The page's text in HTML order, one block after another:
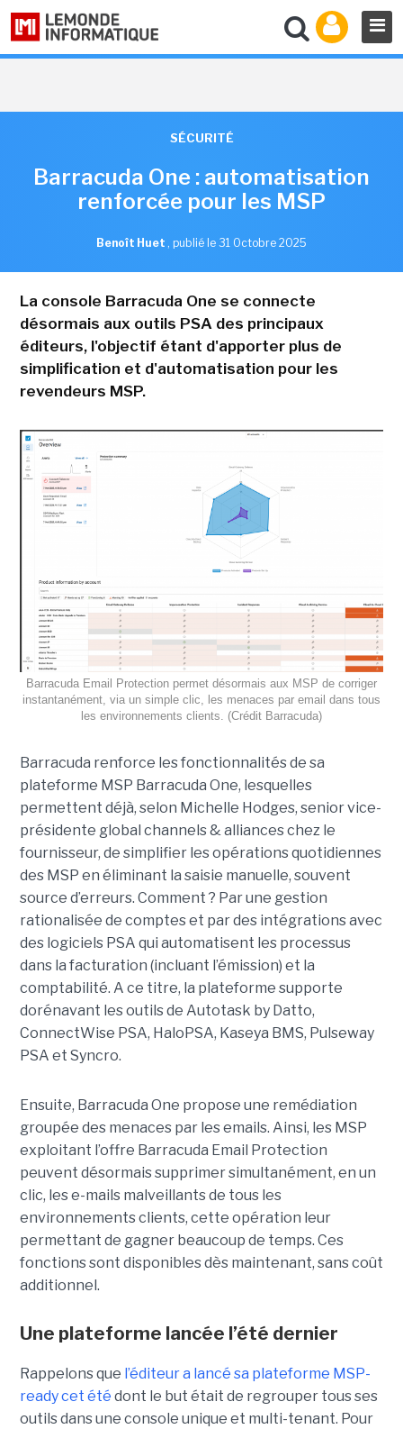
SÉCURITÉ
Barracuda One : automatisation
renforcée pour les MSP
Benoît Huet , publié le 31 Octobre 2025
La console Barracuda One se connecte
désormais aux outils PSA des principaux
éditeurs, l'objectif étant d'apporter plus de
simplification et d'automatisation pour les
revendeurs MSP.
Barracuda Email Protection permet désormais aux MSP de corriger
instantanément, via un simple clic, les menaces par email dans tous
les environnements clients. (Crédit Barracuda)
Barracuda renforce les fonctionnalités de sa
plateforme MSP Barracuda One, lesquelles
permettent déjà, selon Michelle Hodges, senior vice-
présidente global channels & alliances chez le
fournisseur, de simplifier les opérations quotidiennes
des MSP en éliminant la saisie manuelle, souvent
source d’erreurs. Comment ? Par une gestion
rationalisée de comptes et par des intégrations avec
des logiciels PSA qui automatisent les processus
dans la facturation (incluant l’émission) et la
comptabilité. A ce titre, la plateforme supporte
dorénavant les outils de Autotask by Datto,
ConnectWise PSA, HaloPSA, Kaseya BMS, Pulseway
PSA et Syncro.
Ensuite, Barracuda One propose une remédiation
groupée des menaces par les emails. Ainsi, les MSP
exploitant l’offre Barracuda Email Protection
peuvent désormais supprimer simultanément, en un
clic, les e-mails malveillants de tous les
environnements clients, cette opération leur
permettant de gagner beaucoup de temps. Ces
fonctions sont disponibles dès maintenant, sans coût
additionnel.
Une plateforme lancée l’été dernier
Rappelons que l’éditeur a lancé sa plateforme MSP-
ready cet été dont le but était de regrouper tous ses
outils dans une console unique et multi-tenant. Pour